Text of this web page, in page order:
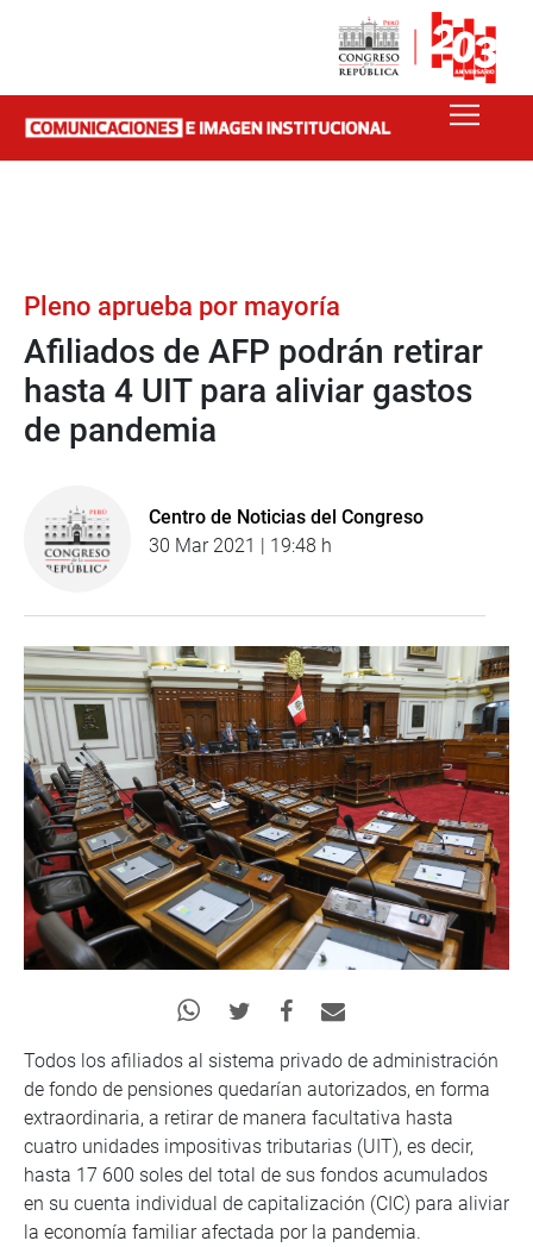
Pleno aprueba por mayoría
Afiliados de AFP podrán retirar
hasta 4 UIT para aliviar gastos
de pandemia
Centro de Noticias del Congreso
30 Mar 2021 | 19:48 h
Todos los afiliados al sistema privado de administración
de fondo de pensiones quedarían autorizados, en forma
extraordinaria, a retirar de manera facultativa hasta
cuatro unidades impositivas tributarias (UIT), es decir,
hasta 17 600 soles del total de sus fondos acumulados
en su cuenta individual de capitalización (CIC) para aliviar
la economía familiar afectada por la pandemia.